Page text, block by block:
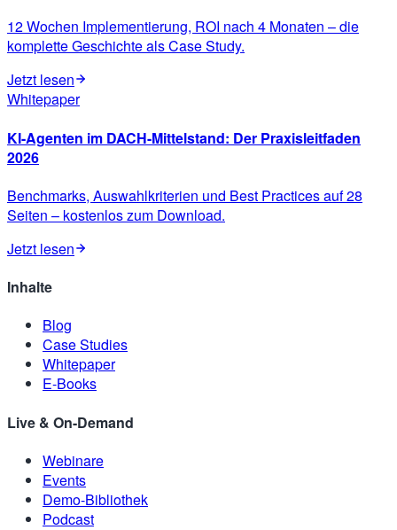
12 Wochen Implementierung, ROI nach 4 Monaten – die
komplette Geschichte als Case Study.
Jetzt lesen
Whitepaper
KI-Agenten im DACH-Mittelstand: Der Praxisleitfaden
2026
Benchmarks, Auswahlkriterien und Best Practices auf 28
Seiten – kostenlos zum Download.
Jetzt lesen
Inhalte
Blog
Case Studies
Whitepaper
E-Books
Live & On-Demand
Webinare
Events
Demo-Bibliothek
Podcast